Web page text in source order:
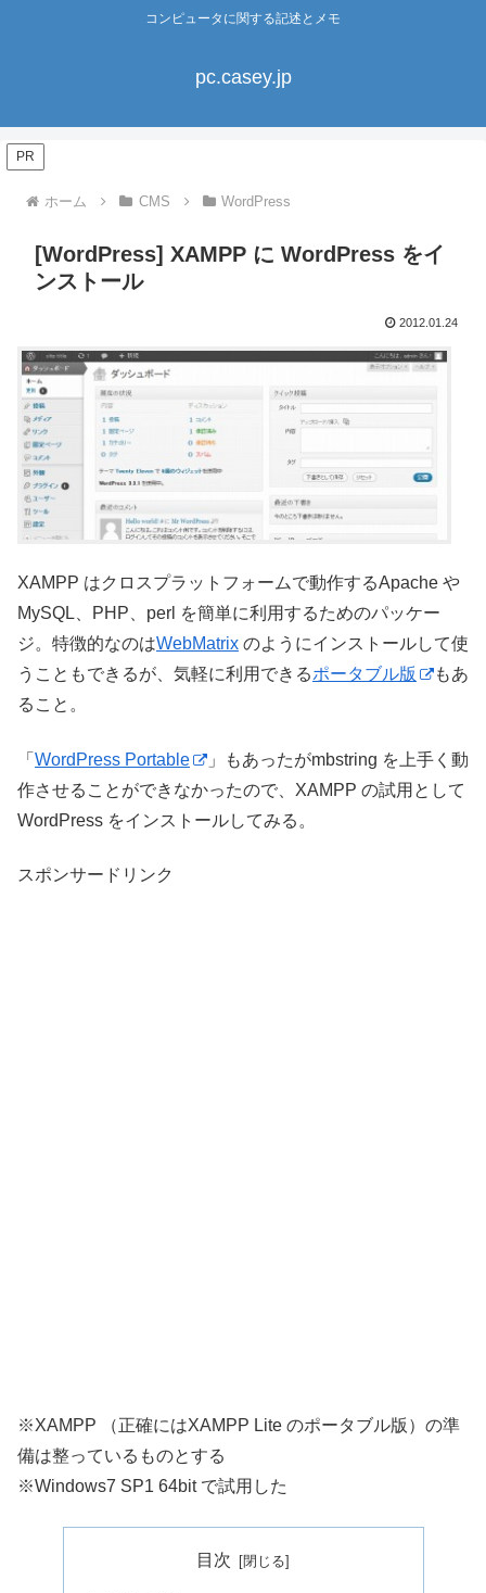
コンピュータに関する記述とメモ
pc.casey.jp
PR
ホーム CMS WordPress
[WordPress] XAMPP に WordPress をイ
ンストール
2012.01.24
XAMPP はクロスプラットフォームで動作するApache や
MySQL、PHP、perl を簡単に利用するためのパッケー
ジ。特徴的なのはWebMatrix のようにインストールして使
うこともできるが、気軽に利用できるポータブル版
もあ
ること。
「 WordPress Portable
」もあったがmbstring を上手く動
作させることができなかったので、XAMPP の試用として
WordPress をインストールしてみる。
スポンサードリンク
※XAMPP （正確にはXAMPP Lite のポータブル版）の準
備は整っているものとする
※Windows7 SP1 64bit で試用した
目次